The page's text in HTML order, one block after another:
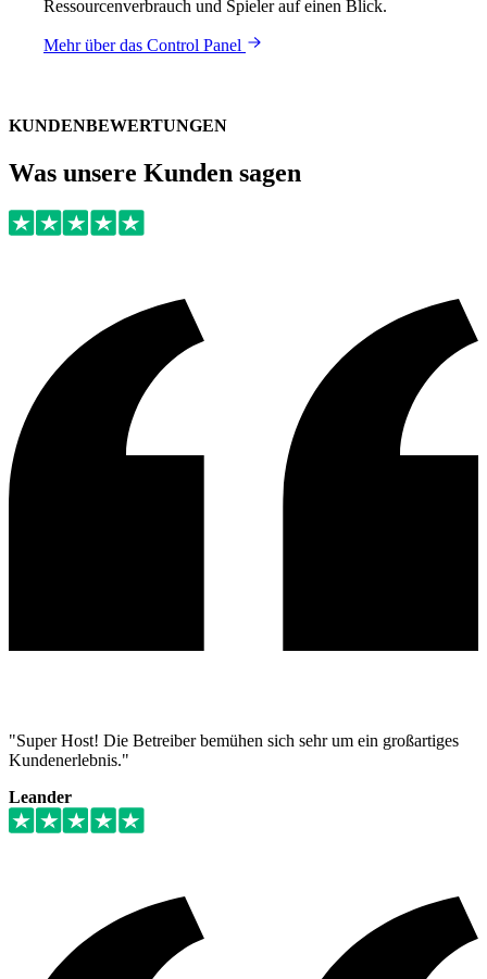
Ressourcenverbrauch und Spieler auf einen Blick.
Mehr über das Control Panel
KUNDENBEWERTUNGEN
Was unsere Kunden sagen
"Super Host! Die Betreiber bemühen sich sehr um ein großartiges
Kundenerlebnis."
Leander